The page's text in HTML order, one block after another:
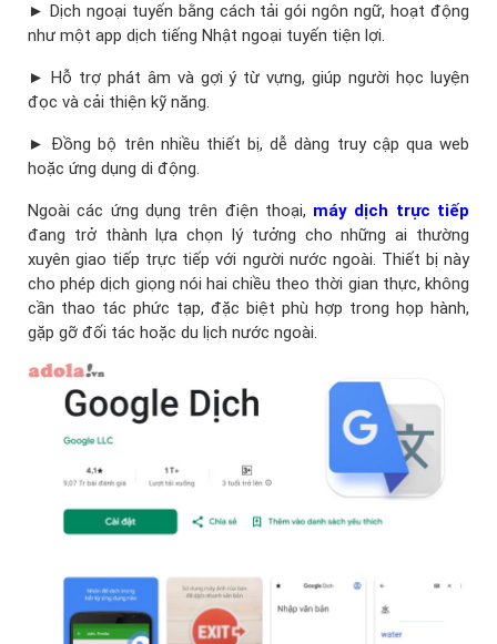
► Dịch ngoại tuyến bằng cách tải gói ngôn ngữ, hoạt động
như một app dịch tiếng Nhật ngoại tuyến tiện lợi.
► Hỗ trợ phát âm và gợi ý từ vựng, giúp người học luyện
đọc và cải thiện kỹ năng.
► Đồng bộ trên nhiều thiết bị, dễ dàng truy cập qua web
hoặc ứng dụng di động.
Ngoài các ứng dụng trên điện thoại, máy dịch trực tiếp
đang trở thành lựa chọn lý tưởng cho những ai thường
xuyên giao tiếp trực tiếp với người nước ngoài. Thiết bị này
cho phép dịch giọng nói hai chiều theo thời gian thực, không
cần thao tác phức tạp, đặc biệt phù hợp trong họp hành,
gặp gỡ đối tác hoặc du lịch nước ngoài.